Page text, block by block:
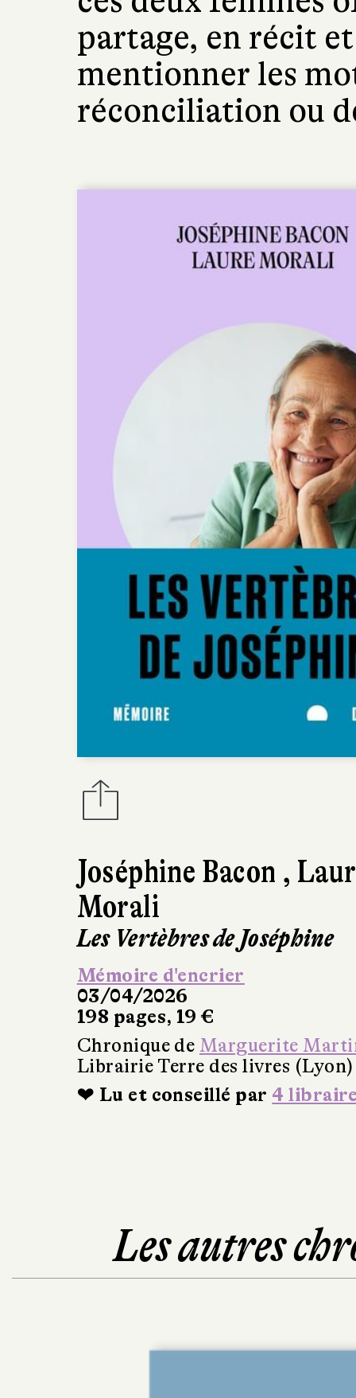
Joséphine Bacon ,
Morali
Les Vertèbres de Joséphine
Mémoire d'encrier
03/04/2026
198 pages, 19 €
Chronique de Marguerite
Librairie Terre des livres (Lyon)
❤ Lu et conseillé par 4
partage, en récit
mentionner les
réconciliation ou
Les autres